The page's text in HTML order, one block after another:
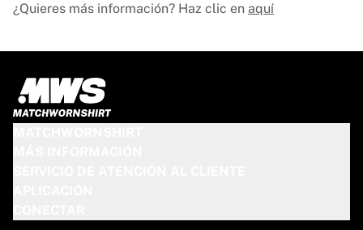
¿Quieres más información? Haz clic en aquí